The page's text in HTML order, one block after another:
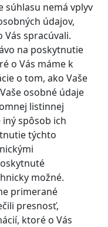
súhlasu nemá vplyv
údajov,
Vás spracúvali.
na poskytnutie
o Vás máme k
o tom, ako Vaše
osobné údaje
listinnej
spôsob ich
týchto
možné.
primerané
presnosť,
ktoré o Vás